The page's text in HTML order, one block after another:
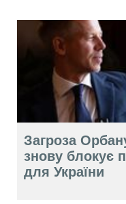
Загроза
знову блокує
для України